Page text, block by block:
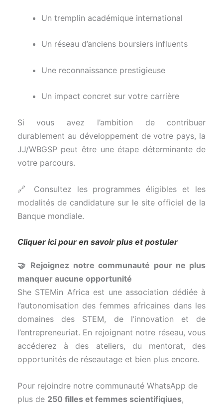
Un tremplin académique international
Un réseau d’anciens boursiers influents
Une reconnaissance prestigieuse
Un impact concret sur votre carrière
Si vous avez l’ambition de contribuer
durablement au développement de votre pays, la
JJ/WBGSP peut être une étape déterminante de
votre parcours.
🔗 Consultez les programmes éligibles et les
modalités de candidature sur le site officiel de la
Banque mondiale.
Cliquer ici pour en savoir plus et postuler
🤝 Rejoignez notrecommunauté pour ne plus
manquer aucune opportunité
She STEMin Africa est une association dédiée à
l’autonomisation desfemmes africaines dans les
domaines des STEM, de l’innovation et de
l’entrepreneuriat. En rejoignant notre réseau,vous
accéderez à des ateliers, du mentorat, des
opportunités de réseautage et bien plus encore.
Pour rejoindre notre communauté WhatsApp de
plus de 250 filles et femmes scientifiqiues,